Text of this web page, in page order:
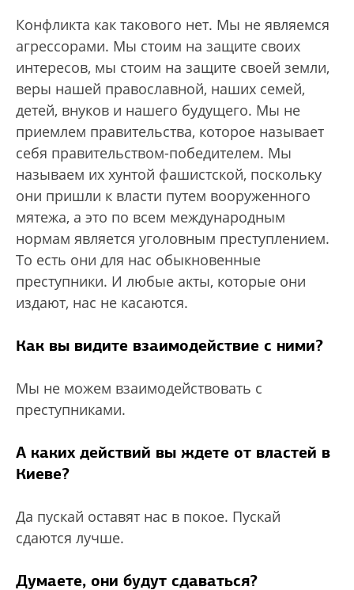
Конфликта как такового нет. Мы не являемся
агрессорами. Мы стоим на защите своих
интересов, мы стоим на защите своей земли,
веры нашей православной, наших семей,
детей, внуков и нашего будущего. Мы не
приемлем правительства, которое называет
себя правительством-победителем. Мы
называем их хунтой фашистской, поскольку
они пришли к власти путем вооруженного
мятежа, а это по всем международным
нормам является уголовным преступлением.
То есть они для нас обыкновенные
преступники. И любые акты, которые они
издают, нас не касаются.
Как вы видите взаимодействие с ними?
Мы не можем взаимодействовать с
преступниками.
А каких действий вы ждете от властей в
Киеве?
Да пускай оставят нас в покое. Пускай
сдаются лучше.
Думаете, они будут сдаваться?